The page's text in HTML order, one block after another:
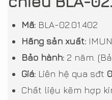
Mã: BLA-02.01.402
Hãng sản xuất:
Bảo hành: 2 năm.
Giá: Liên hệ qua sđt
Chất liệu kẽm hợp